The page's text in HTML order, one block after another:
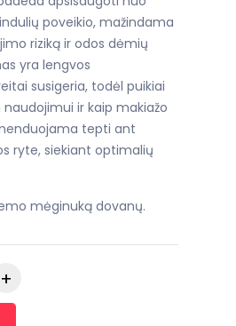
poveikio, mažindama
riziką ir odos dėmių
yra lengvos
susigeria, todėl puikiai
ir kaip makiažo
tepti ant
ryte, siekiant optimalių
mėginuką dovanų.